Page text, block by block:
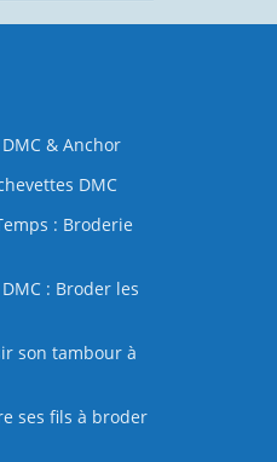
& Anchor
DMC
: Broderie
: Broder les
son tambour à
ses fils à broder